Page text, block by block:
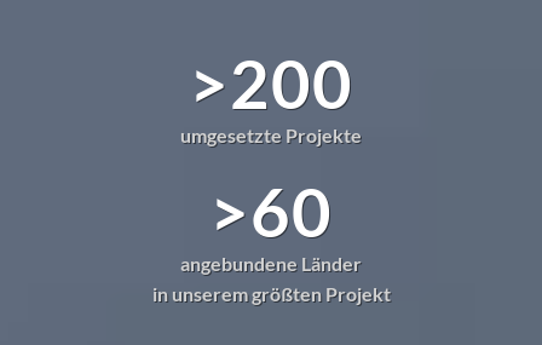
>200
umgesetzte Projekte
>60
angebundene Länder
in unserem größten Projekt